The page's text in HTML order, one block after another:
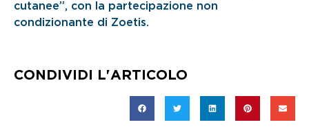
cutanee”, con la partecipazione non
condizionante di Zoetis.
CONDIVIDI L'ARTICOLO